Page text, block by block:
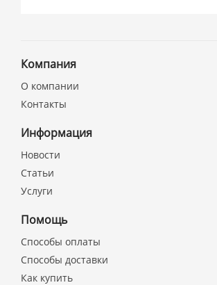
Компания
О компании
Контакты
Информация
Новости
Статьи
Услуги
Помощь
Способы оплаты
Способы доставки
Как купить